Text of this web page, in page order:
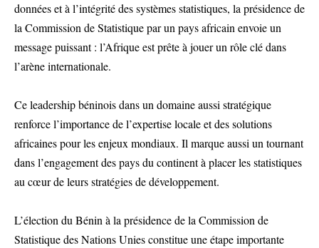
données et à l’intégrité des systèmes statistiques, la présidence de
la Commission de Statistique par un pays africain envoie un
message puissant : l’Afrique est prête à jouer un rôle clé dans
l’arène internationale.
Ce leadership béninois dans un domaine aussi stratégique
renforce l’importance de l’expertise locale et des solutions
africaines pour les enjeux mondiaux. Il marque aussi un tournant
dans l’engagement des pays du continent à placer les statistiques
au cœur de leurs stratégies de développement.
L’élection du Bénin à la présidence de la Commission de
Statistique des Nations Unies constitue une étape importante